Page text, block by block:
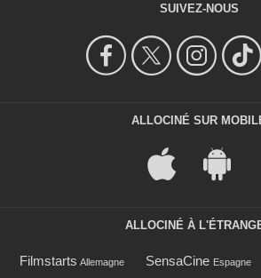
SUIVEZ-NOUS
ALLOCINÉ SUR
ALLOCINÉ À
Filmstarts Allemagne SensaCine Espagne